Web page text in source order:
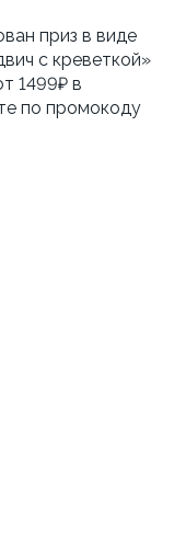
приз в виде
с креветкой»
1499₽ в
по промокоду